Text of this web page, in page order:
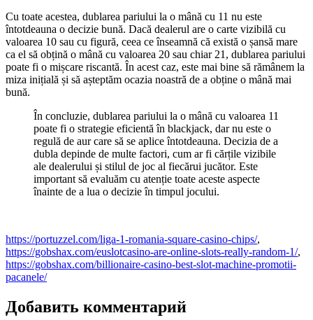
Cu toate acestea, dublarea pariului la o mână cu 11 nu este
întotdeauna o decizie bună. Dacă dealerul are o carte vizibilă cu
valoarea 10 sau cu figură, ceea ce înseamnă că există o șansă mare
ca el să obțină o mână cu valoarea 20 sau chiar 21, dublarea pariului
poate fi o mișcare riscantă. În acest caz, este mai bine să rămânem la
miza inițială și să așteptăm ocazia noastră de a obține o mână mai
bună.
În concluzie, dublarea pariului la o mână cu valoarea 11
poate fi o strategie eficientă în blackjack, dar nu este o
regulă de aur care să se aplice întotdeauna. Decizia de a
dubla depinde de multe factori, cum ar fi cărțile vizibile
ale dealerului și stilul de joc al fiecărui jucător. Este
important să evaluăm cu atenție toate aceste aspecte
înainte de a lua o decizie în timpul jocului.
https://portuzzel.com/liga-1-romania-square-casino-chips/,
https://gobshax.com/euslotcasino-are-online-slots-really-random-1/,
https://gobshax.com/billionaire-casino-best-slot-machine-promotii-
pacanele/
Добавить комментарий